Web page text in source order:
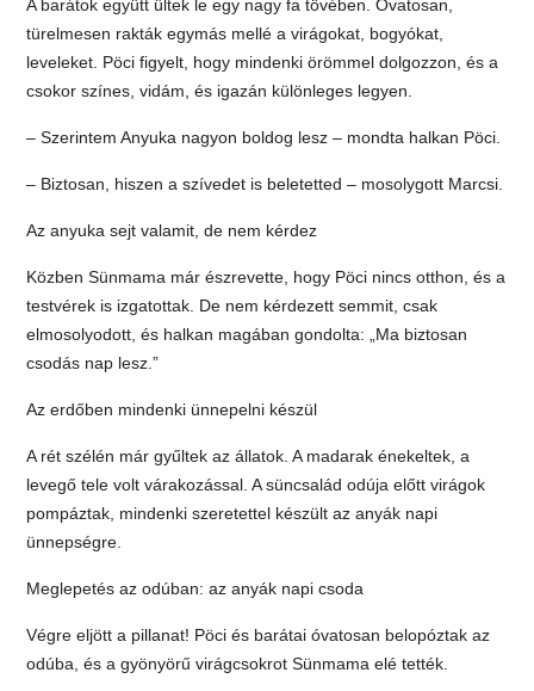
A barátok együtt ültek le egy nagy fa tövében. Óvatosan,
türelmesen rakták egymás mellé a virágokat, bogyókat,
leveleket. Pöci figyelt, hogy mindenki örömmel dolgozzon, és a
csokor színes, vidám, és igazán különleges legyen.
– Szerintem Anyuka nagyon boldog lesz – mondta halkan Pöci.
– Biztosan, hiszen a szívedet is beletetted – mosolygott Marcsi.
Az anyuka sejt valamit, de nem kérdez
Közben Sünmama már észrevette, hogy Pöci nincs otthon, és a
testvérek is izgatottak. De nem kérdezett semmit, csak
elmosolyodott, és halkan magában gondolta: „Ma biztosan
csodás nap lesz.”
Az erdőben mindenki ünnepelni készül
A rét szélén már gyűltek az állatok. A madarak énekeltek, a
levegő tele volt várakozással. A süncsalád odúja előtt virágok
pompáztak, mindenki szeretettel készült az anyák napi
ünnepségre.
Meglepetés az odúban: az anyák napi csoda
Végre eljött a pillanat! Pöci és barátai óvatosan belopóztak az
odúba, és a gyönyörű virágcsokrot Sünmama elé tették.